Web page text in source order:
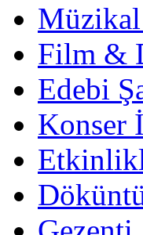
Film &
Edebi
Konser